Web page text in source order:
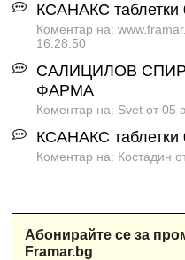
КСАНАКС таблетки
Коментар на:
16:28:50
САЛИЦИЛОВ
ФАРМА
Коментар на: Svet от 05
КСАНАКС таблетки
Коментар на: Костадин
Абонирайте се за
Framar.bg